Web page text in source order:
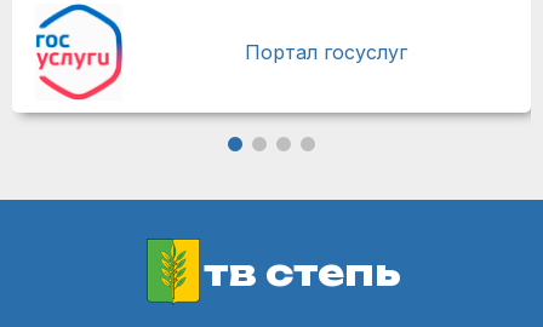
Портал госуслуг
тв степь